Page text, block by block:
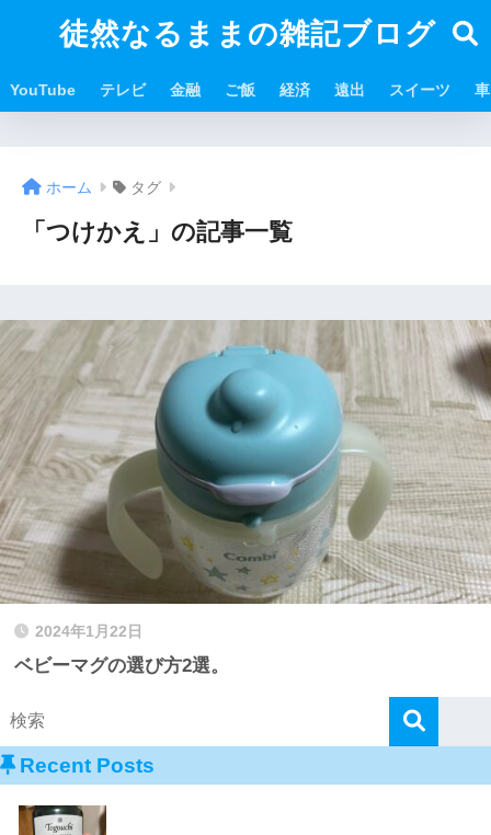
徒然なるままの雑記ブログ
YouTube テレビ 金融 ご飯 経済 遠出 スイーツ 車
ホーム タグ
「つけかえ」の記事一覧
2024年1月22日
ベビーマグの選び方2選。
Recent Posts